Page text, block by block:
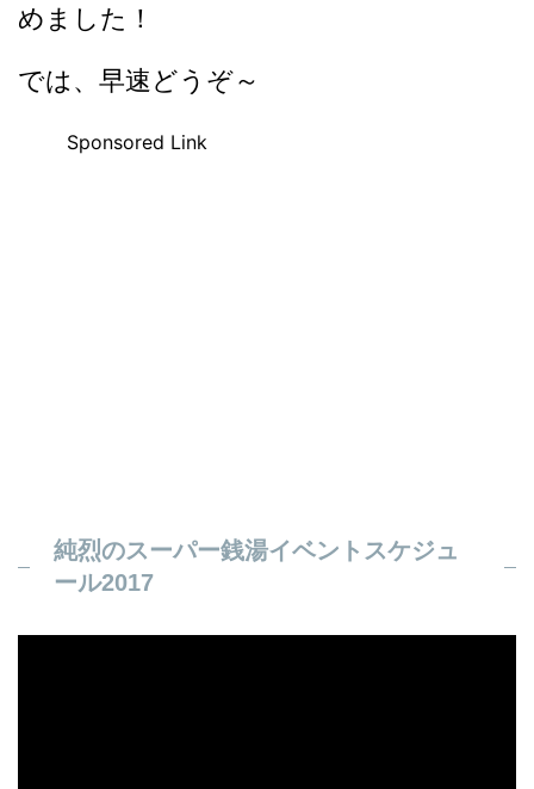
めました！
では、早速どうぞ～
Sponsored Link
純烈のスーパー銭湯イベントスケジュ
ール2017